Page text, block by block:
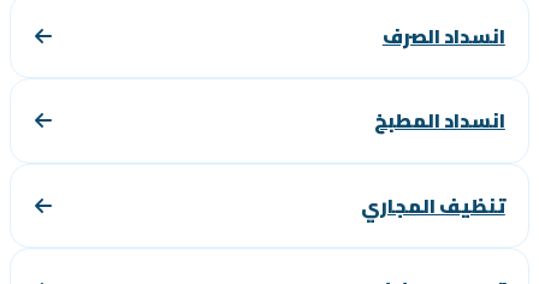
انسداد الصرف
انسداد المطبخ
تنظيف المجاري